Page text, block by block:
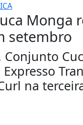
Monga
setembro
Conjunto
Expresso
na